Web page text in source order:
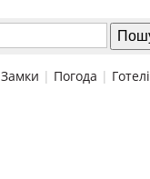
Замки | Погода | Готелі